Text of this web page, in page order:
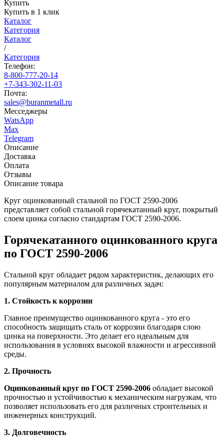
Купить
Купить в 1 клик
Каталог
Категория
Каталог
/
Категория
Телефон:
8-800-777-20-14
+7-343-302-11-03
Почта:
sales@buranmetall.ru
Месседжеры
WatsApp
Max
Telegram
Описание
Доставка
Оплата
Отзывы
Описание товара
Круг оцинкованный стальной по ГОСТ 2590-2006
представляет собой стальной горячекатанный круг, покрытый
слоем цинка согласно стандартам ГОСТ 2590-2006.
Горячекатанного оцинкованного круга
по ГОСТ 2590-2006
Стальной круг обладает рядом характеристик, делающих его
популярным материалом для различных задач:
1. Стойкость к коррозии
Главное преимущество оцинкованного круга - это его
способность защищать сталь от коррозии благодаря слою
цинка на поверхности. Это делает его идеальным для
использования в условиях высокой влажности и агрессивной
среды.
2. Прочность
Оцинкованный круг по ГОСТ 2590-2006 обладает высокой
прочностью и устойчивостью к механическим нагрузкам, что
позволяет использовать его для различных строительных и
инженерных конструкций.
3. Долговечность